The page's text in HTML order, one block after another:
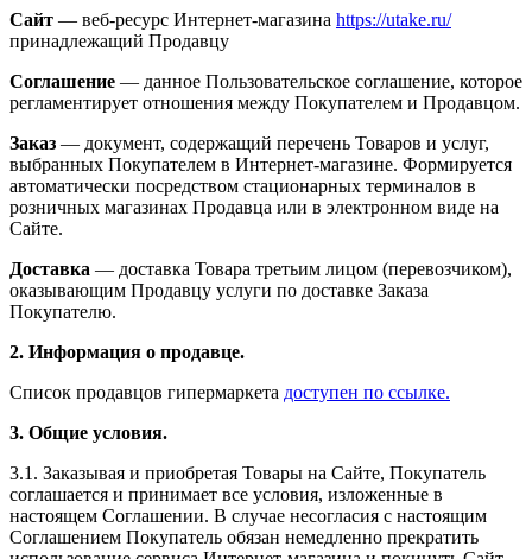
Сайт — веб-ресурс Интернет-магазина https://utake.ru/
принадлежащий Продавцу
Соглашение — данное Пользовательское соглашение, которое
регламентирует отношения между Покупателем и Продавцом.
Заказ — документ, содержащий перечень Товаров и услуг,
выбранных Покупателем в Интернет-магазине. Формируется
автоматически посредством стационарных терминалов в
розничных магазинах Продавца или в электронном виде на
Сайте.
Доставка — доставка Товара третьим лицом (перевозчиком),
оказывающим Продавцу услуги по доставке Заказа
Покупателю.
2. Информация о продавце.
Список продавцов гипермаркета доступен по ссылке.
3. Общие условия.
3.1. Заказывая и приобретая Товары на Сайте, Покупатель
соглашается и принимает все условия, изложенные в
настоящем Соглашении. В случае несогласия с настоящим
Соглашением Покупатель обязан немедленно прекратить